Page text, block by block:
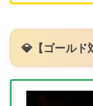
💎【ゴールド